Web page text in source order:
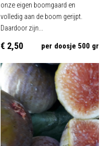
onze eigen boomgaard en
volledig aan de boom gerijpt.
Daardoor zijn...
€ 2,50 per doosje 500 gr